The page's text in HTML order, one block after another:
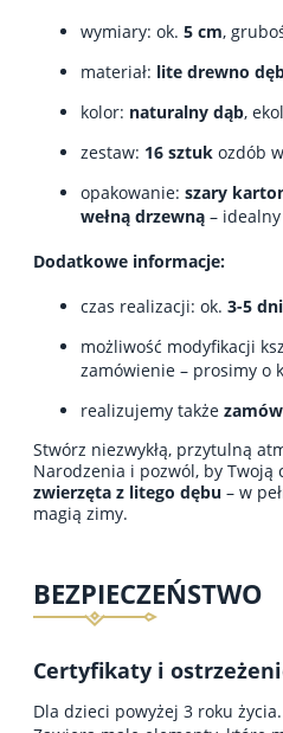
wymiary: ok. 5 cm,
materiał: lite drewno
kolor: naturalny dąb,
zestaw: 16 sztuk ozdób
opakowanie: szary
wełną drzewną –
Dodatkowe informacje:
czas realizacji: ok. 3-5
możliwość modyfikacji
zamówienie – prosimy o
realizujemy także
Stwórz niezwykłą, przytulną
Narodzenia i pozwól, by Twoją
zwierzęta z litego dębu – w
magią zimy.
BEZPIECZEŃSTWO
Certyfikaty i
Dla dzieci powyżej 3 roku życia.